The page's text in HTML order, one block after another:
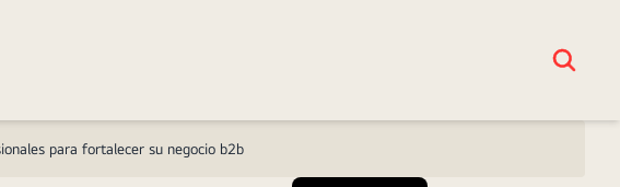
para fortalecer su negocio b2b